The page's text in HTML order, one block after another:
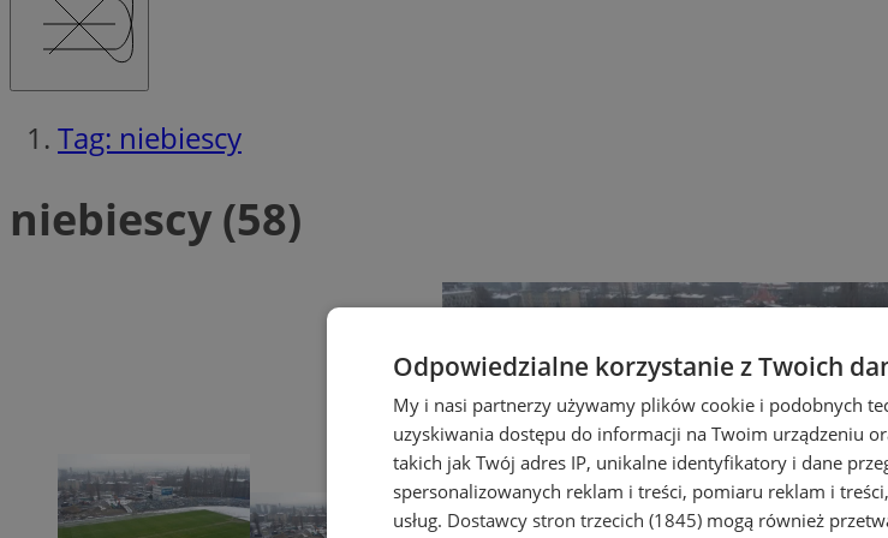
Tag: niebiescy
niebiescy (58)
Odpowiedzialne korzystanie z Twoich
My i nasi partnerzy używamy plików cookie i podobnych
uzyskiwania dostępu do informacji na Twoim urządzeniu
takich jak Twój adres IP, unikalne identyfikatory i dane
spersonalizowanych reklam i treści, pomiaru reklam i
usług. Dostawcy stron trzecich (1845) mogą również